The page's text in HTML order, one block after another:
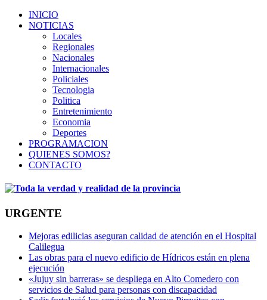
INICIO
NOTICIAS
Locales
Regionales
Nacionales
Internacionales
Policiales
Tecnologia
Politica
Entretenimiento
Economia
Deportes
PROGRAMACION
QUIENES SOMOS?
CONTACTO
URGENTE
Mejoras edilicias aseguran calidad de atención en el Hospital
Calilegua
Las obras para el nuevo edificio de Hídricos están en plena
ejecución
«Jujuy sin barreras» se despliega en Alto Comedero con
servicios de Salud para personas con discapacidad